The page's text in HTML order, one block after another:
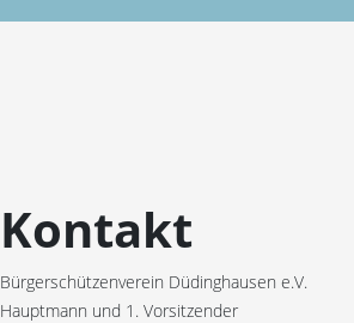
Kontakt
Bürgerschützenverein Düdinghausen e.V.
Hauptmann und 1. Vorsitzender